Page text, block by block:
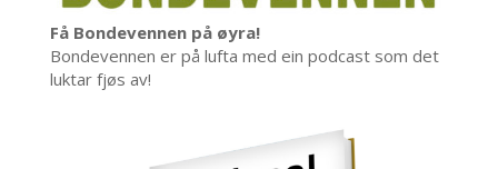
Få Bondevennen på øyra!
Bondevennen er på lufta med ein podcast som det
luktar fjøs av!